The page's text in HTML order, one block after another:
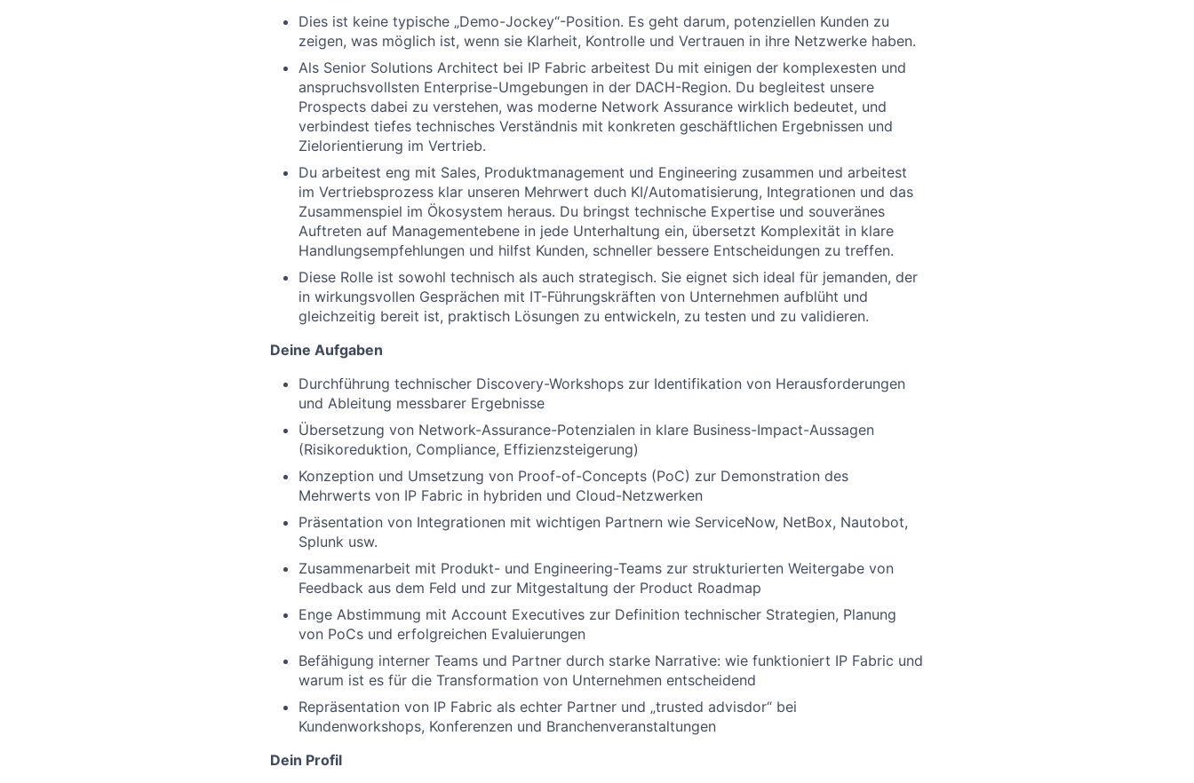
Dies ist keine typische „Demo-Jockey“-Position. Es geht darum, potenziellen Kunden zu
zeigen, was möglich ist, wenn sie Klarheit, Kontrolle und Vertrauen in ihre Netzwerke haben.
Als Senior Solutions Architect bei IP Fabric arbeitest Du mit einigen der komplexesten und
anspruchsvollsten Enterprise-Umgebungen in der DACH-Region. Du begleitest unsere
Prospects dabei zu verstehen, was moderne Network Assurance wirklich bedeutet, und
verbindest tiefes technisches Verständnis mit konkreten geschäftlichen Ergebnissen und
Zielorientierung im Vertrieb.
Du arbeitest eng mit Sales, Produktmanagement und Engineering zusammen und arbeitest
im Vertriebsprozess klar unseren Mehrwert duch KI/Automatisierung, Integrationen und das
Zusammenspiel im Ökosystem heraus. Du bringst technische Expertise und souveränes
Auftreten auf Managementebene in jede Unterhaltung ein, übersetzt Komplexität in klare
Handlungsempfehlungen und hilfst Kunden, schneller bessere Entscheidungen zu treffen.
Diese Rolle ist sowohl technisch als auch strategisch. Sie eignet sich ideal für jemanden, der
in wirkungsvollen Gesprächen mit IT-Führungskräften von Unternehmen aufblüht und
gleichzeitig bereit ist, praktisch Lösungen zu entwickeln, zu testen und zu validieren.
Deine Aufgaben
Durchführung technischer Discovery-Workshops zur Identifikation von Herausforderungen
und Ableitung messbarer Ergebnisse
Übersetzung von Network-Assurance-Potenzialen in klare Business-Impact-Aussagen
(Risikoreduktion, Compliance, Effizienzsteigerung)
Konzeption und Umsetzung von Proof-of-Concepts (PoC) zur Demonstration des
Mehrwerts von IP Fabric in hybriden und Cloud-Netzwerken
Präsentation von Integrationen mit wichtigen Partnern wie ServiceNow, NetBox, Nautobot,
Splunk usw.
Zusammenarbeit mit Produkt- und Engineering-Teams zur strukturierten Weitergabe von
Feedback aus dem Feld und zur Mitgestaltung der Product Roadmap
Enge Abstimmung mit Account Executives zur Definition technischer Strategien, Planung
von PoCs und erfolgreichen Evaluierungen
Befähigung interner Teams und Partner durch starke Narrative: wie funktioniert IP Fabric und
warum ist es für die Transformation von Unternehmen entscheidend
Repräsentation von IP Fabric als echter Partner und „trusted advisdor“ bei
Kundenworkshops, Konferenzen und Branchenveranstaltungen
Dein Profil